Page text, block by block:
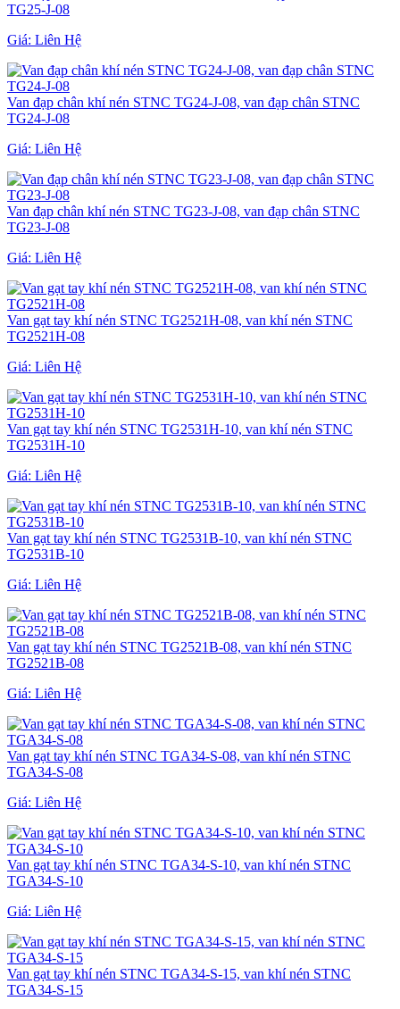
TG25-J-08
Giá: Liên Hệ
Van đạp chân khí nén STNC TG24-J-08, van đạp chân STNC
TG24-J-08
Giá: Liên Hệ
Van đạp chân khí nén STNC TG23-J-08, van đạp chân STNC
TG23-J-08
Giá: Liên Hệ
Van gạt tay khí nén STNC TG2521H-08, van khí nén STNC
TG2521H-08
Giá: Liên Hệ
Van gạt tay khí nén STNC TG2531H-10, van khí nén STNC
TG2531H-10
Giá: Liên Hệ
Van gạt tay khí nén STNC TG2531B-10, van khí nén STNC
TG2531B-10
Giá: Liên Hệ
Van gạt tay khí nén STNC TG2521B-08, van khí nén STNC
TG2521B-08
Giá: Liên Hệ
Van gạt tay khí nén STNC TGA34-S-08, van khí nén STNC
TGA34-S-08
Giá: Liên Hệ
Van gạt tay khí nén STNC TGA34-S-10, van khí nén STNC
TGA34-S-10
Giá: Liên Hệ
Van gạt tay khí nén STNC TGA34-S-15, van khí nén STNC
TGA34-S-15